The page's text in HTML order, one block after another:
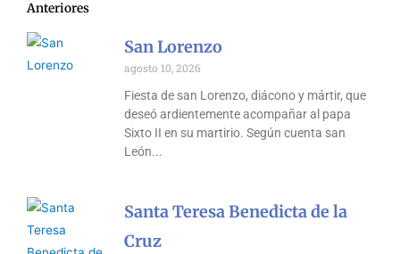
Anteriores
San Lorenzo
agosto 10, 2026
Fiesta de san Lorenzo, diácono y mártir, que
deseó ardientemente acompañar al papa
Sixto II en su martirio. Según cuenta san
León
Santa Teresa Benedicta de la
Cruz